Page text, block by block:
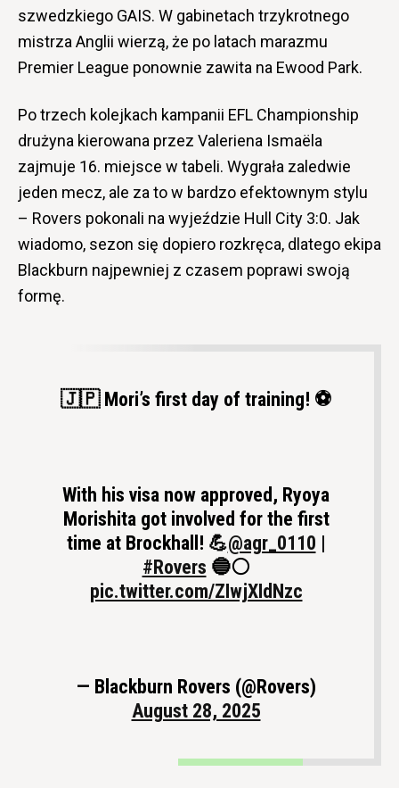
szwedzkiego GAIS. W gabinetach trzykrotnego
mistrza Anglii wierzą, że po latach marazmu
Premier League ponownie zawita na Ewood Park.
Po trzech kolejkach kampanii EFL Championship
drużyna kierowana przez Valeriena Ismaëla
zajmuje 16. miejsce w tabeli. Wygrała zaledwie
jeden mecz, ale za to w bardzo efektownym stylu
– Rovers pokonali na wyjeździe Hull City 3:0. Jak
wiadomo, sezon się dopiero rozkręca, dlatego ekipa
Blackburn najpewniej z czasem poprawi swoją
formę.
🇯🇵 Mori’s first day of training! ⚽️
With his visa now approved, Ryoya
Morishita got involved for the first
time at Brockhall! 💪@agr_0110 |
#Rovers 🔵⚪️
pic.twitter.com/ZIwjXIdNzc
— Blackburn Rovers (@Rovers)
August 28, 2025